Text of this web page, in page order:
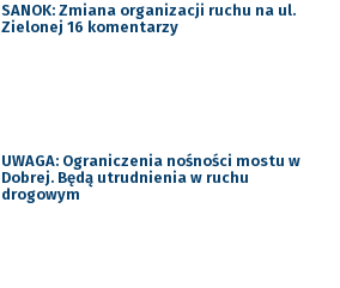
SANOK: Zmiana organizacji ruchu na ul.
Zielonej 16 komentarzy
UWAGA: Ograniczenia nośności mostu w
Dobrej. Będą utrudnienia w ruchu
drogowym